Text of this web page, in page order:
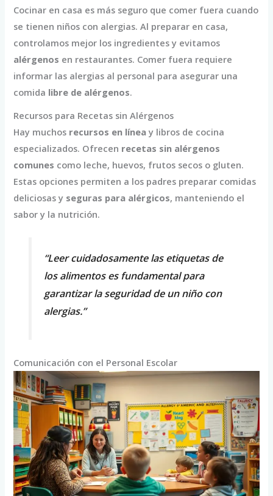
Cocinar en casa es más seguro que comer fuera cuando
se tienen niños con alergias. Al preparar en casa,
controlamos mejor los ingredientes y evitamos
alérgenos en restaurantes. Comer fuera requiere
informar las alergias al personal para asegurar una
comida libre de alérgenos.
Recursos para Recetas sin Alérgenos
Hay muchos recursos en línea y libros de cocina
especializados. Ofrecen recetas sin alérgenos
comunes como leche, huevos, frutos secos o gluten.
Estas opciones permiten a los padres preparar comidas
deliciosas y seguras para alérgicos, manteniendo el
sabor y la nutrición.
“Leer cuidadosamente las etiquetas de
los alimentos es fundamental para
garantizar la seguridad de un niño con
alergias.”
Comunicación con el Personal Escolar